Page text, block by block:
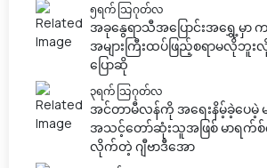
၅ရက် သြဂုတ်လ
အခုနွေရာသီအပြောင်းအရွှေ့မှာ
အများကြီးထပ်ဖြည့်စရာမလိုဘူ
ပြောဆို
၃ရက် သြဂုတ်လ
အင်တာမီလန်ကို အရေးနိမ့်ခဲ့ပေမဲ့
အသင့်တော်ဆုံးသူအဖြစ် မာရက်
လိုက်တဲ့ ဂျီဗာဒီအော